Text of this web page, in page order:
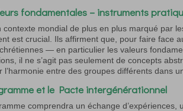
fondamentales – instruments
contexte mondial de plus en plus marqué par
est crucial. Ils affirment que, pour faire face
— en particulier les valeurs
il ne s’agit pas seulement de concepts
l’harmonie entre des groupes différents dans
et le Pacte intergénérationnel
comprendra un échange